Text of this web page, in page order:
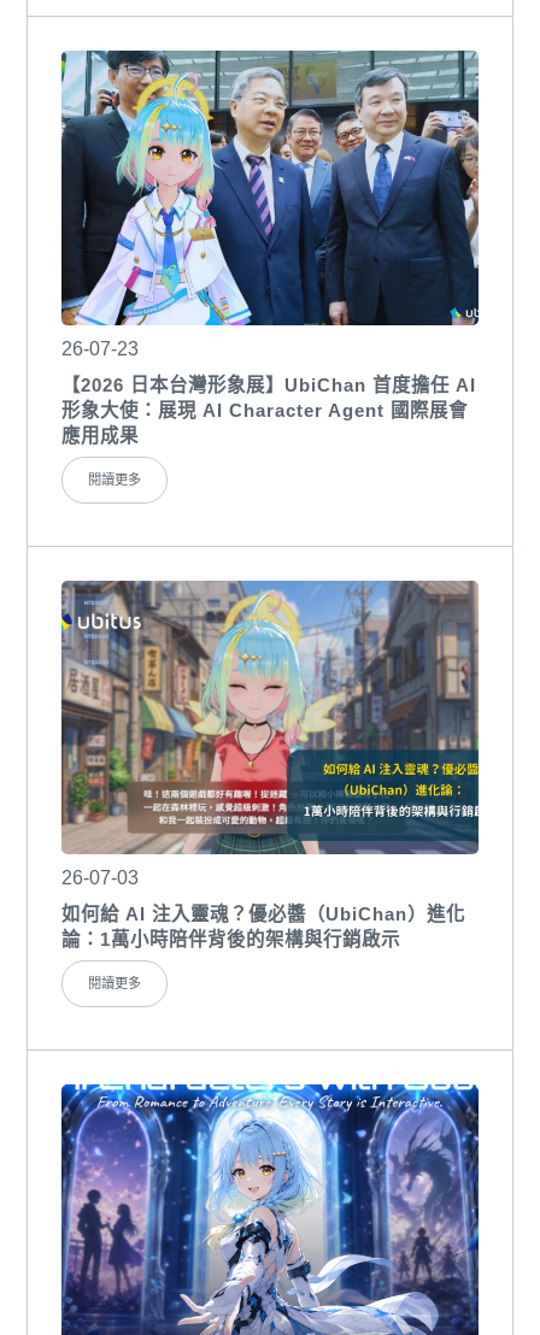
26-07-23
【2026 日本台灣形象展】UbiChan 首度擔任 AI
形象大使：展現 AI Character Agent 國際展會
應用成果
閱讀更多
26-07-03
如何給 AI 注入靈魂？優必醬（UbiChan）進化
論：1萬小時陪伴背後的架構與行銷啟示
閱讀更多